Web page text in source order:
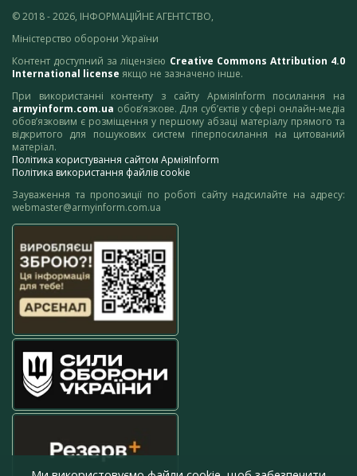
© 2018 - 2026, ІНФОРМАЦІЙНЕ АГЕНТСТВО,
Міністерство оборони України
Контент доступний за ліцензією Creative Commons Attribution 4.0
International license якщо не зазначено інше.
При використанні контенту з сайту АрміяInform посилання на
armyinform.com.ua обов’язкове. Для суб’єктів у сфері онлайн-медіа
обов’язковим є розміщення у першому абзаці матеріалу прямого та
відкритого для пошукових систем гіперпосилання на цитований
матеріал.
Політика користування сайтом АрміяInform
Політика використання файлів cookie
Зауваження та пропозиції по роботі сайту надсилайте на адресу:
webmaster@armyinform.com.ua